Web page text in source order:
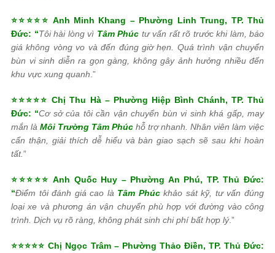
⭐⭐⭐⭐⭐ Anh Minh Khang – Phường Linh Trung, TP. Thủ
Đức: “Tôi hài lòng vì Tâm Phúc tư vấn rất rõ trước khi làm, báo
giá không vòng vo và đến đúng giờ hẹn. Quá trình vận chuyển
bùn vi sinh diễn ra gọn gàng, không gây ảnh hưởng nhiều đến
khu vực xung quanh .”
⭐⭐⭐⭐⭐ Chị Thu Hà – Phường Hiệp Bình Chánh, TP. Thủ
Đức: “Cơ sở của tôi cần vận chuyển bùn vi sinh khá gấp, may
mắn là Môi Trường Tâm Phúc hỗ trợ nhanh. Nhân viên làm việc
cẩn thận, giải thích dễ hiểu và bàn giao sạch sẽ sau khi hoàn
tất.”
⭐⭐⭐⭐⭐ Anh Quốc Huy – Phường An Phú, TP. Thủ Đức:
“Điểm tôi đánh giá cao là Tâm Phúckhảo sát kỹ, tư vấn đúng
loại xe và phương án vận chuyển phù hợp với đường vào công
trình. Dịch vụ rõ ràng, không phát sinh chi phí bất hợp lý.”
⭐⭐⭐⭐⭐ Chị Ngọc Trâm – Phường Thảo Điền, TP. Thủ Đức: